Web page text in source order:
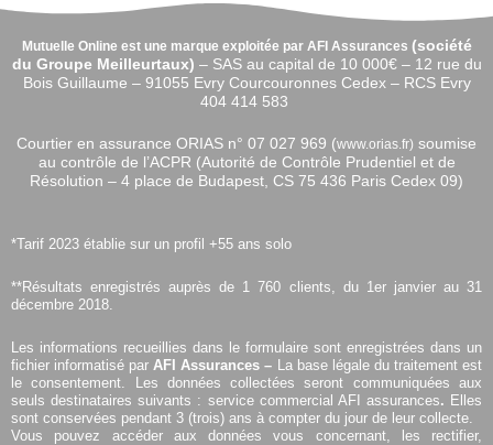
Mutuelle Online est une marque exploitée par AFI Assurances (société
du Groupe Meilleurtaux) – SAS au capital de 10 000€ – 12 rue du
Bois Guillaume – 91055 Evry Courcouronnes Cedex – RCS Evry
404 414 583
Courtier en assurance ORIAS n° 07 027 969 (www.orias.fr) soumise
au contrôle de l’ACPR (Autorité de Contrôle Prudentiel et de
Résolution – 4 place de Budapest, CS 75 436 Paris Cedex 09)
*Tarif 2023 établie sur un profil +55 ans solo
**Résultats enregistrés auprès de 1 760 clients, du 1er janvier au 31
décembre 2018.
Les informations recueillies dans le formulaire sont enregistrées dans un
fichier informatisé par AFI Assurances –
La base légale du traitement est
le consentement. Les données collectées seront communiquées aux
seuls destinataires suivants : service commercial AFI assurances. Elles
sont conservées pendant 3 (trois) ans à compter du jour de leur collecte.
Vous pouvez accéder aux données vous concernant, les rectifier,